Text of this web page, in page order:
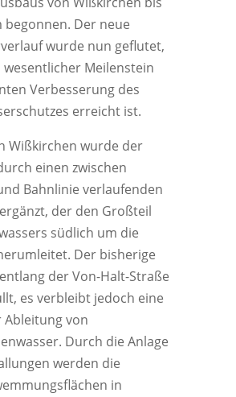
begonnen. Der neue
wurde nun geflutet,
Meilenstein
Verbesserung des
erreicht ist.
Wißkirchen wurde der
einen zwischen
Bahnlinie verlaufenden
der den Großteil
südlich um die
Der bisherige
der Von-Halt-Straße
es verbleibt jedoch eine
Ableitung von
Durch die Anlage
werden die
in